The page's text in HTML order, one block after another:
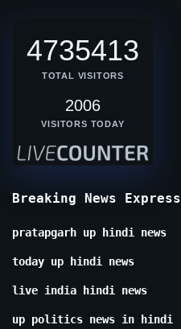
4735413
TOTAL VISITORS
2006
VISITORS TODAY
Breaking News Express
pratapgarh up hindi news
today up hindi news
live india hindi news
up politics news in hindi